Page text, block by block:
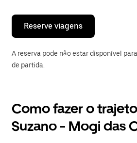
o
calendário.
Reserve viagens
A reserva pode não estar disponível
de partida.
Como fazer o
Suzano - Mogi das